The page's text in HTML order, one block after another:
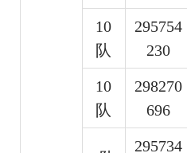
10
队
295754
230
10
队
298270
696
295734